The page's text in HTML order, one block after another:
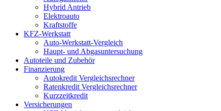
Hybrid Antrieb
Elektroauto
Kraftstoffe
KFZ-Werkstatt
Auto-Werkstatt-Vergleich
Haupt- und Abgasuntersuchung
Autoteile und Zubehör
Finanzierung
Autokredit Vergleichsrechner
Ratenkredit Vergleichsrechner
Kurzzeitkredit
Versicherungen